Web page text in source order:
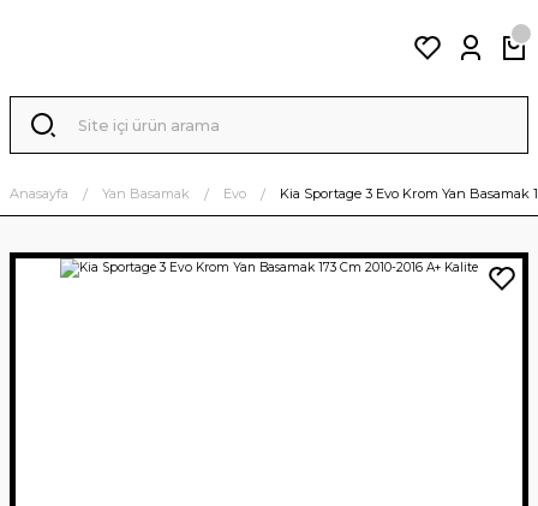
Anasayfa Yan Basamak Evo Kia Sportage 3 Evo Krom Yan Basamak